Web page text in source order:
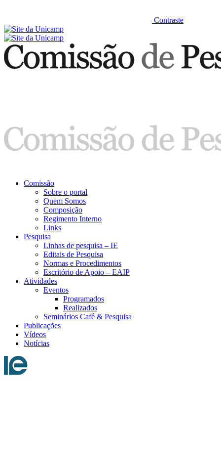
Contraste
Comissão
Sobre o portal
Quem Somos
Composição
Regimento Interno
Links
Pesquisa
Linhas de pesquisa – IE
Editais de Pesquisa
Normas e Procedimentos
Escritório de Apoio – EAIP
Atividades
Eventos
Programados
Realizados
Seminários Café & Pesquisa
Publicações
Vídeos
Notícias